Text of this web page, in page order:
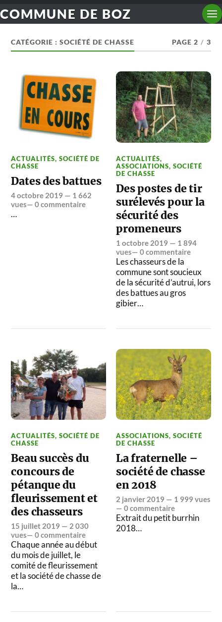
COMMUNE DE BOZ
CATÉGORIE :SOCIÉTÉ DE CHASSE PAGE 2 / 3
ACTUALITÉS,SOCIÉTÉ DE
CHASSE
Dates des battues
4 octobre 2019 — 1 662
vues—0 commentaire
…
ACTUALITÉS,
ASSOCIATIONS,SOCIÉTÉ
DE CHASSE
Des postes de tir
surélevés pour la
sécurité des
promeneurs
1 octobre 2019 — 1 894
vues—0 commentaire
Les chasseurs de la
commune sont soucieux
de la sécurité d’autrui, lors
des battues au gros
gibier…
ACTUALITÉS,SOCIÉTÉ DE
CHASSE
Beau succès du
concours de
pétanque du
fleurissement et
des chasseurs
15 juillet 2019 — 2 030
vues—0 commentaire
Chaque année au début
du mois de juillet, le
comité de fleurissement
et la société de chasse de
la…
ASSOCIATIONS,SOCIÉTÉ
DE CHASSE
La fraternelle –
société de chasse
en 2018
2 janvier 2019 — 1 999 vues
—0 commentaire
Extrait du petit burrhin
2018…